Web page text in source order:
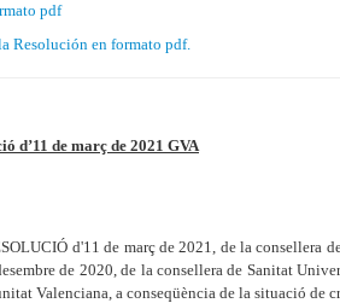
pdf
Resolución en formato pdf.
d’11 de març de 2021 GVA
d'11 de març de 2021, de la consellera
de 2020, de la consellera de Sanitat
Valenciana, a conseqüència de la situació de